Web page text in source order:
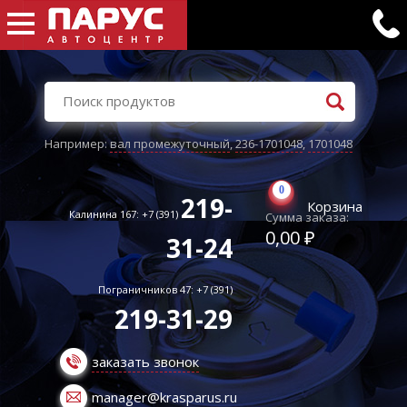
Например:вал промежуточный,236-1701048,1701048
Калинина 167: +7 (391) 219-
31-24
Пограничников 47: +7 (391)
219-31-29
заказать звонок
manager@krasparus.ru
0
Корзина
Сумма заказа:
0,00 ₽